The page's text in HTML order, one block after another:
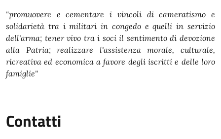
"promuovere e cementare i vincoli di cameratismo e
solidarietà tra i militari in congedo e quelli in servizio
dell'arma; tener vivo tra i soci il sentimento di devozione
alla Patria; realizzare l'assistenza morale, culturale,
ricreativa ed economica a favore degli iscritti e delle loro
famiglie"
Contatti